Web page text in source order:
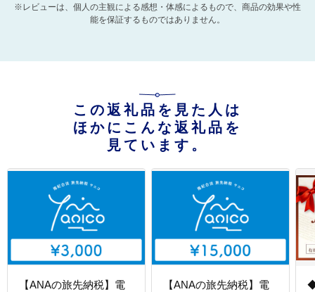
※レビューは、個人の主観による感想・体感によるもので、商品の効果や性
能を保証するものではありません。
この返礼品を見た人は
ほかにこんな返礼品を
見ています。
【ANAの旅先納税】電
【ANAの旅先納税】電